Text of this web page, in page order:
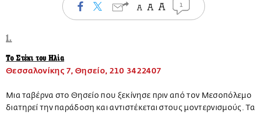
1
1.
Το Στέκι του Ηλία
Θεσσαλονίκης 7, Θησείο, 210 3422407
Μια ταβέρνα στο Θησείο που ξεκίνησε πριν από τον Μεσοπόλεμο
διατηρεί την παράδοση και αντιστέκεται στους μοντερνισμούς. Τα